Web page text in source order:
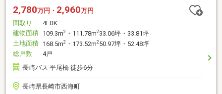
2,780万円・ 2,960万円
間取り
4LDK
建物面積 109.3m2 ・111.78m233.06坪・33.81坪
土地面積 168.5m2 ・173.52m250.97坪・52.48坪
総戸数
4戸
長崎バス 平尾橋 徒歩6分
長崎県長崎市西海町